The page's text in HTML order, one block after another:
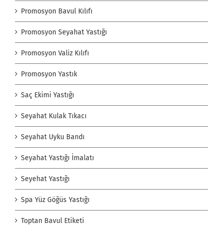
Promosyon Bavul Kılıfı
Promosyon Seyahat Yastığı
Promosyon Valiz Kılıfı
Promosyon Yastık
Saç Ekimi Yastığı
Seyahat Kulak Tıkacı
Seyahat Uyku Bandı
Seyahat Yastığı İmalatı
Seyehat Yastığı
Spa Yüz Göğüs Yastığı
Toptan Bavul Etiketi